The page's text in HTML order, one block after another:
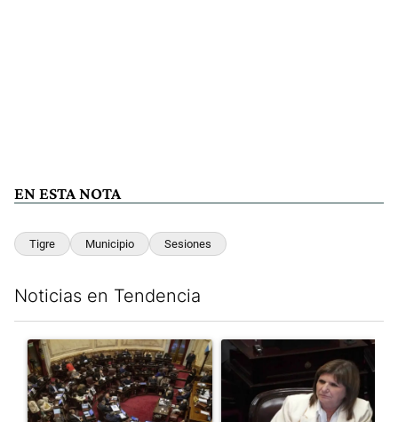
EN ESTA NOTA
Tigre Municipio Sesiones
Noticias en Tendencia
Un artículo de tendencia con el título "El Senado dio media
Un artículo de tendencia